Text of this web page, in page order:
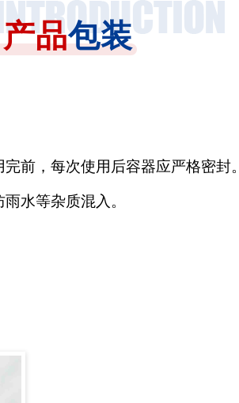
产品包装
前，每次使用后容器应严格密封。
水等杂质混入。